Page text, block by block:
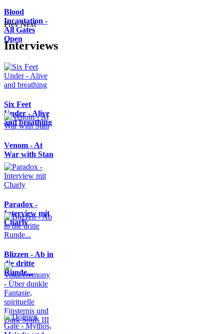
Blood
Incantation -
All Gates
Open
Prev Next
Interviews
Six Feet
Under - Alive
and breathing
Venom - At
War with Stan
Paradox -
Interview mit
Charly
Blizzen - Ab in
die dritte
Runde...